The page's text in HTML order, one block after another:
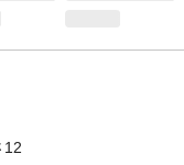
12